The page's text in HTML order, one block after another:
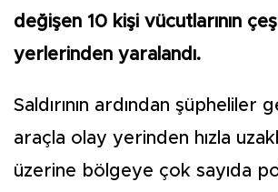
değişen 10 kişi vücutlarının
yerlerinden yaralandı.
Saldırının ardından şüpheliler
araçla olay yerinden hızla
üzerine bölgeye çok sayıda